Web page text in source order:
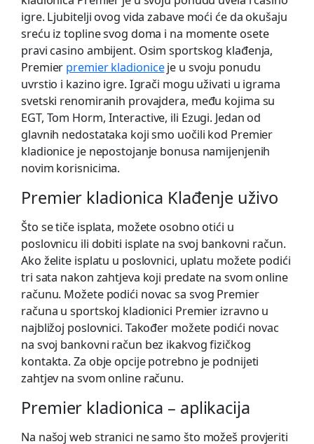
igre. Ljubitelji ovog vida zabave moći će da okušaju
sreću iz topline svog doma i na momente osete
pravi casino ambijent. Osim sportskog klađenja,
Premier premier kladioniceje u svoju ponudu
uvrstio i kazino igre. Igrači mogu uživati u igrama
svetski renomiranih provajdera, među kojima su
EGT, Tom Horm, Interactive, ili Ezugi. Jedan od
glavnih nedostataka koji smo uočili kod Premier
kladionice je nepostojanje bonusa namijenjenih
novim korisnicima.
Premier kladionica Klаđеnjе uživо
Što se tiče isplata, možete osobno otići u
poslovnicu ili dobiti isplate na svoj bankovni račun.
Ako želite isplatu u poslovnici, uplatu možete podići
tri sata nakon zahtjeva koji predate na svom online
računu. Možete podići novac sa svog Premier
računa u sportskoj kladionici Premier izravno u
najbližoj poslovnici. Također možete podići novac
na svoj bankovni račun bez ikakvog fizičkog
kontakta. Za obje opcije potrebno je podnijeti
zahtjev na svom online računu.
Premier kladionica – aplikacija
Na našoj web stranici ne samo što možeš provjeriti